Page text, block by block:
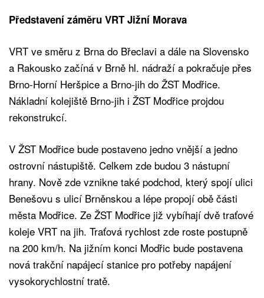
Představení záměru VRT Jižní Morava
VRT ve směru z Brna do Břeclavi a dále na Slovensko
a Rakousko začíná v Brně hl. nádraží a pokračuje přes
Brno-Horní Heršpice a Brno-jih do ŽST Modřice.
Nákladní kolejiště Brno-jih i ŽST Modřice projdou
rekonstrukcí.
V ŽST Modřice bude postaveno jedno vnější a jedno
ostrovní nástupiště. Celkem zde budou 3 nástupní
hrany. Nově zde vznikne také podchod, který spojí ulici
Benešovu s ulicí Brněnskou a lépe propojí obě části
města Modřice. Ze ŽST Modřice již vybíhají dvě traťové
koleje VRT na jih. Traťová rychlost zde roste postupně
na 200 km/h. Na jižním konci Modřic bude postavena
nová trakční napájecí stanice pro potřeby napájení
vysokorychlostní tratě.